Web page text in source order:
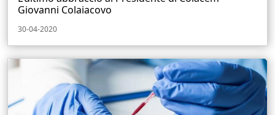
Giovanni Colaiacovo
30-04-2020